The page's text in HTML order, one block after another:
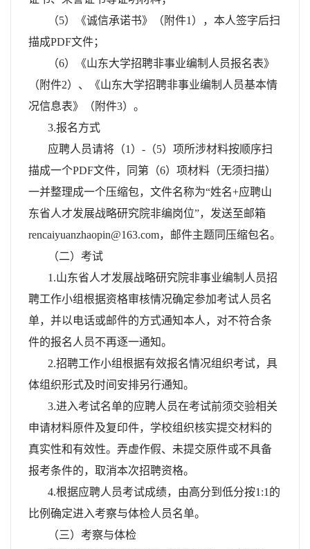
（5）《诚信承诺书》（附件1），本人签字后扫
描成PDF文件；
（6）《山东大学招聘非事业编制人员报名表》
（附件2）、《山东大学招聘非事业编制人员基本情
况信息表》（附件3）。
3.报名方式
应聘人员请将（1）-（5）项所涉材料按顺序扫
描成一个PDF文件，同第（6）项材料（无须扫描）
一并整理成一个压缩包，文件名称为“姓名+应聘山
东省人才发展战略研究院非编岗位”，发送至邮箱
rencaiyuanzhaopin@163.com，邮件主题同压缩包名。
（二）考试
1.山东省人才发展战略研究院非事业编制人员招
聘工作小组根据资格审核情况确定参加考试人员名
单，并以电话或邮件的方式通知本人，对不符合条
件的报名人员不再逐一通知。
2.招聘工作小组根据有效报名情况组织考试，具
体组织形式及时间安排另行通知。
3.进入考试名单的应聘人员在考试前须交验相关
申请材料原件及复印件，学校组织核实提交材料的
真实性和有效性。弄虚作假、未提交原件或不具备
报考条件的，取消本次招聘资格。
4.根据应聘人员考试成绩，由高分到低分按1:1的
比例确定进入考察与体检人员名单。
（三）考察与体检